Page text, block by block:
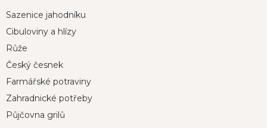
aSazenice jahodníku
Cibuloviny a hlízy
Růže
Český česnek
Farmářské potraviny
Zahradnické potřeby
Půjčovna grilů